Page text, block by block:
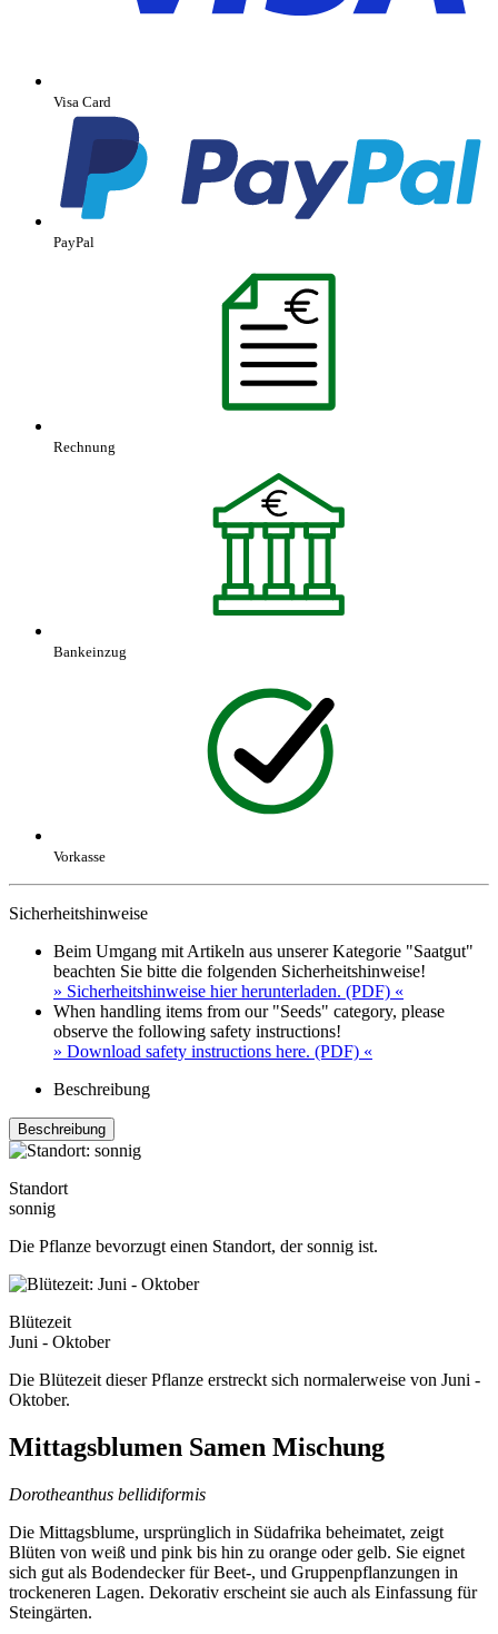
Visa Card
PayPal
Rechnung
Bankeinzug
Vorkasse
Sicherheitshinweise
Beim Umgang mit Artikeln aus unserer Kategorie "Saatgut"
beachten Sie bitte die folgenden Sicherheitshinweise!
» Sicherheitshinweise hier herunterladen. (PDF) «
When handling items from our "Seeds" category, please
observe the following safety instructions!
» Download safety instructions here. (PDF) «
Beschreibung
Beschreibung
Standort
sonnig
Die Pflanze bevorzugt einen Standort, der sonnig ist.
Blütezeit
Juni - Oktober
Die Blütezeit dieser Pflanze erstreckt sich normalerweise von Juni -
Oktober.
Mittagsblumen Samen Mischung
Dorotheanthus bellidiformis
Die Mittagsblume, ursprünglich in Südafrika beheimatet, zeigt
Blüten von weiß und pink bis hin zu orange oder gelb. Sie eignet
sich gut als Bodendecker für Beet-, und Gruppenpflanzungen in
trockeneren Lagen. Dekorativ erscheint sie auch als Einfassung für
Steingärten.